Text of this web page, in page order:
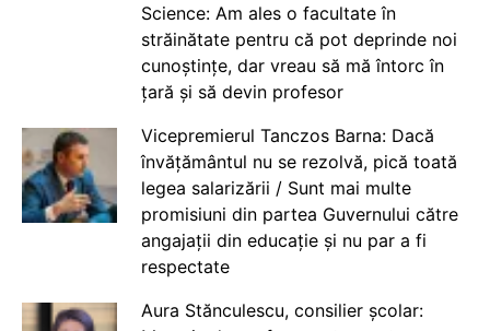
Science: Am ales o facultate în
străinătate pentru că pot deprinde noi
cunoștințe, dar vreau să mă întorc în
țară și să devin profesor
Vicepremierul Tanczos Barna: Dacă
învățământul nu se rezolvă, pică toată
legea salarizării / Sunt mai multe
promisiuni din partea Guvernului către
angajații din educație și nu par a fi
respectate
Aura Stănculescu, consilier școlar: